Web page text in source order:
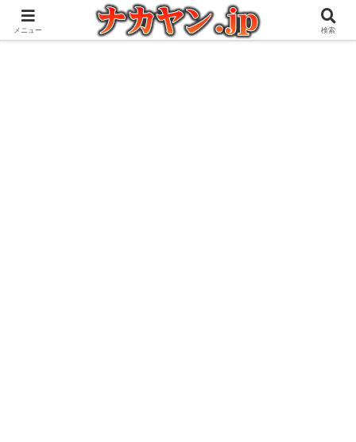
アウトドアとガジェット好きな管理人の愉快な日々を綴るブログ
メニュー 検索